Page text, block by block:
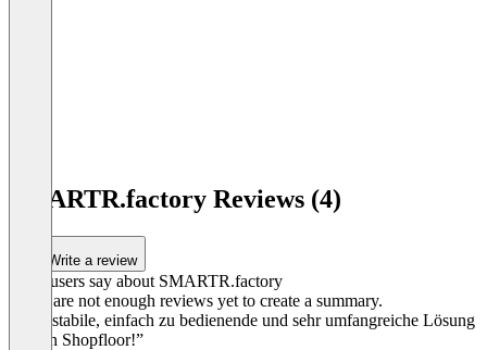
SMARTR.factory Reviews (4)
Write a review
What users say about SMARTR.factory
There are not enough reviews yet to create a summary.
“Eine stabile, einfach zu bedienende und sehr umfangreiche Lösung
für den Shopfloor!”